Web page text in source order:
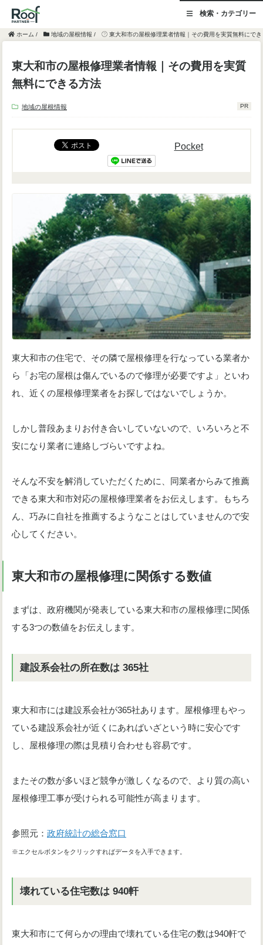
検索・カテゴリー
ホーム / 地域の屋根情報 / 東大和市の屋根修理業者情報｜その費用を実質無料にで
東大和市の屋根修理業者情報｜その費用を実質
無料にできる方法
PR
地域の屋根情報
Pocket
東大和市の住宅で、その隣で屋根修理を行なっている業者か
ら「お宅の屋根は傷んでいるので修理が必要ですよ」といわ
れ、近くの屋根修理業者をお探しではないでしょうか。
しかし普段あまりお付き合いしていないので、いろいろと不
安になり業者に連絡しづらいですよね。
そんな不安を解消していただくために、同業者からみて推薦
できる東大和市対応の屋根修理業者をお伝えします。もちろ
ん、巧みに自社を推薦するようなことはしていませんので安
心してください。
東大和市の屋根修理に関係する数値
まずは、政府機関が発表している東大和市の屋根修理に関係
する3つの数値をお伝えします。
建設系会社の所在数は 365社
東大和市には建設系会社が365社あります。屋根修理もやっ
ている建設系会社が近くにあればいざという時に安心です
し、屋根修理の際は見積り合わせも容易です。
またその数が多いほど競争が激しくなるので、より質の高い
屋根修理工事が受けられる可能性が高まります。
参照元： 政府統計の総合窓口
※エクセルボタンをクリックすればデータを入手できます。
壊れている住宅数は 940軒
東大和市にて何らかの理由で壊れている住宅の数は940軒で